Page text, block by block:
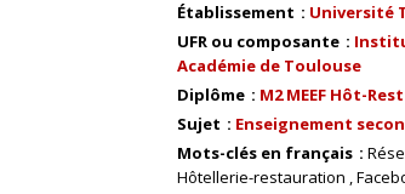
Établissement
Université
UFR ou composante
Académie de Toulouse
Diplôme
M2 MEEF Hôt-
Sujet
Enseignement
Mots-clés en français
Hôtellerie-restauration